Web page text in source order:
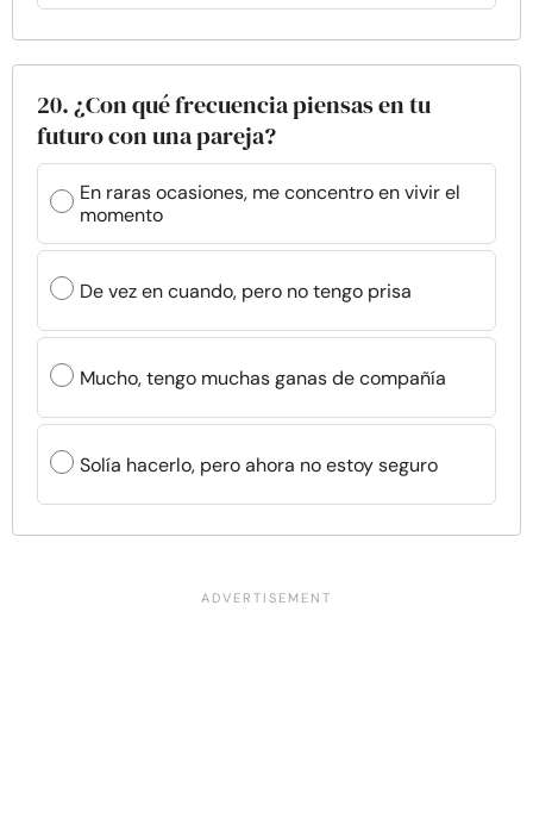
20. ¿Con qué frecuencia piensas en tu
futuro con una pareja?
En raras ocasiones, me concentro en vivir el
momento
De vez en cuando, pero no tengo prisa
Mucho, tengo muchas ganas de compañía
Solía hacerlo, pero ahora no estoy seguro